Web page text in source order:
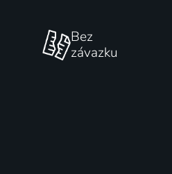
Bez
závazku